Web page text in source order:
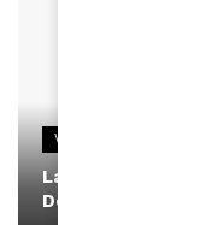
VIDEOS
La rubrique
Docteur Makanda